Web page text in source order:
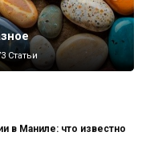
Статьи
в Маниле: что известно